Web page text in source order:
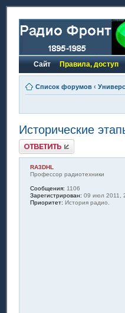
Сайт Правила, доступ
Список форумов ‹
Исторические
Ответить
RA3DHL
Профессор радиотехники
Сообщения: 1106
Зарегистрирован: 09 июл 2011,
Приоритет: История радио.